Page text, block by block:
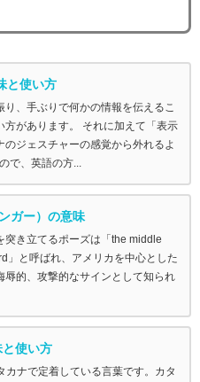
と使い方
、手ぶりで何かの情報を伝えるこ
方があります。 それに加えて「表示
ジェスチャーの感覚から外れるよ
で、英語の方...
ガー）の意味
突き立てるポーズは「the middle
」と呼ばれ、アメリカを中心とした
的、攻撃的なサインとして知られ
使い方
ナで定着している言葉です。カタ